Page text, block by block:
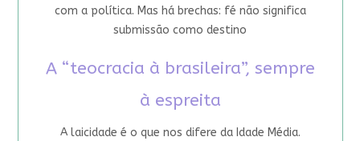
com a política. Mas há brechas: fé não significa
submissão como destino
A “teocracia à brasileira”, sempre
à espreita
A laicidade é o que nos difere da Idade Média.